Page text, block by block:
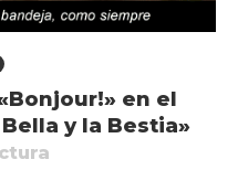
en el
y la Bestia»